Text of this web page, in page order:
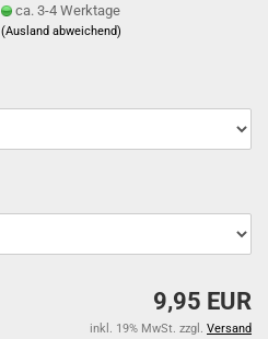
ca. 3-4 Werktage
(Ausland abweichend)
9,95 EUR
inkl. 19% MwSt. zzgl. Versand